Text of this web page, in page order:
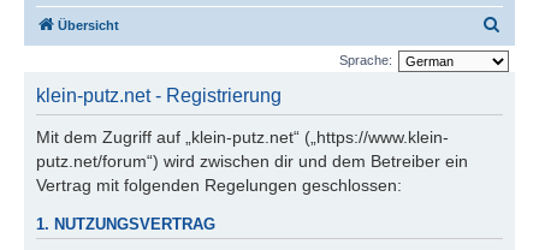
Übersicht
u
Sprache:
klein-putz.net - Registrierung
Mit dem Zugriff auf „klein-putz.net“ („https://www.klein-
putz.net/forum“) wird zwischen dir und dem Betreiber ein
Vertrag mit folgenden Regelungen geschlossen:
1. NUTZUNGSVERTRAG